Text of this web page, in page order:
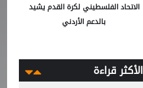
الاتحاد الفلسطيني لكرة القدم يشيد
بالدعم الأردني
الأكثر قراءة